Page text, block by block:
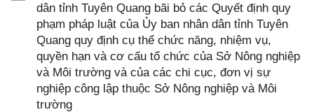
dân tỉnh Tuyên Quang bãi bỏ các Quyết định quy
phạm pháp luật của Ủy ban nhân dân tỉnh Tuyên
Quang quy định cụ thể chức năng, nhiệm vụ,
quyền hạn và cơ cấu tổ chức của Sở Nông nghiệp
và Môi trường và của các chi cục, đơn vị sự
nghiệp công lập thuộc Sở Nông nghiệp và Môi
trường